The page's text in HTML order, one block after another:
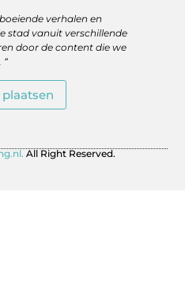
verhalen en
stad vanuit verschillende
door de content die we
“
All Right Reserved.